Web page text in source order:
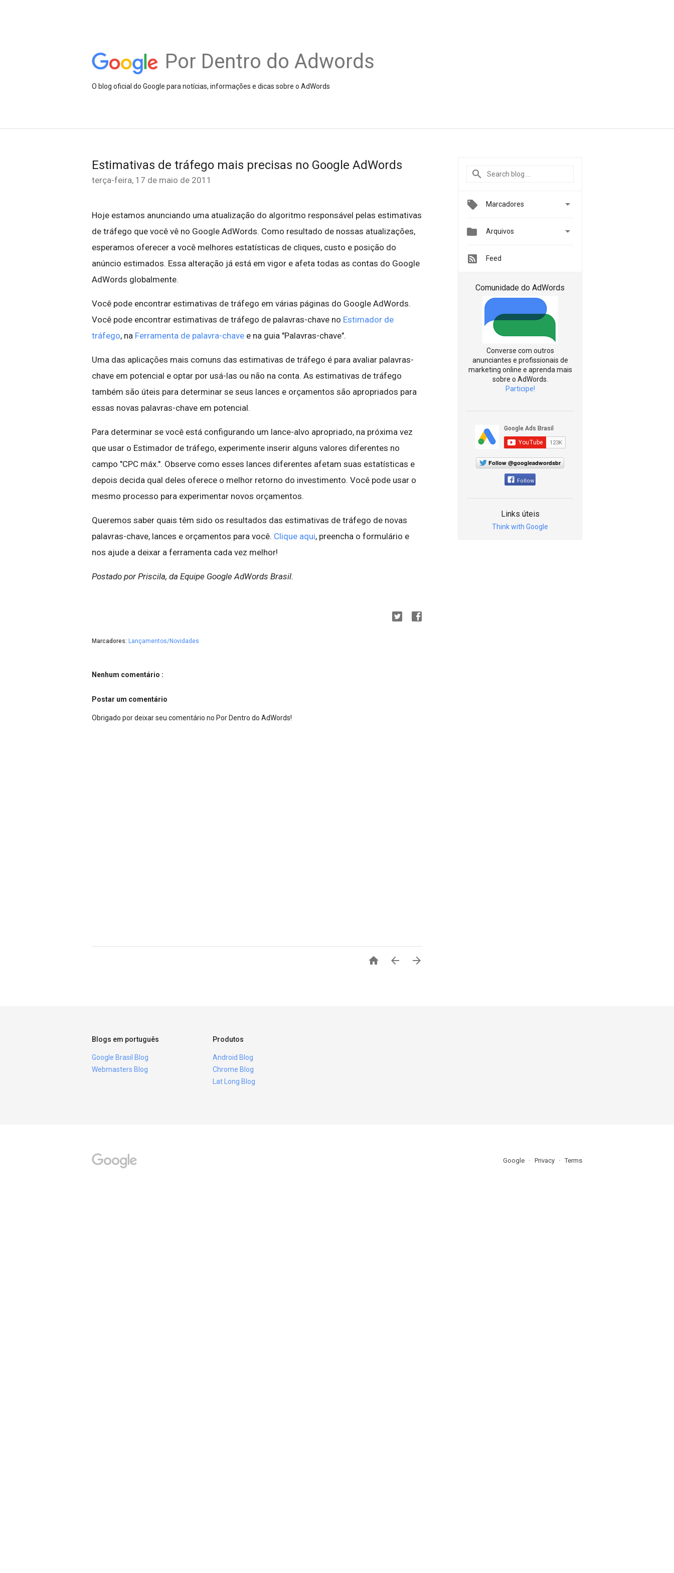
Por Dentro do Adwords
O blog oficial do Google para notícias, informações e dicas sobre o AdWords
Estimativas de tráfego mais precisas no Google AdWords
terça-feira, 17 de maio de 2011
Hoje estamos anunciando uma atualização do algoritmo responsável pelas estimativas
de tráfego que você vê no Google AdWords. Como resultado de nossas atualizações,
esperamos oferecer a você melhores estatísticas de cliques, custo e posição do
anúncio estimados. Essa alteração já está em vigor e afeta todas as contas do Google
AdWords globalmente.
Você pode encontrar estimativas de tráfego em várias páginas do Google AdWords.
Você pode encontrar estimativas de tráfego de palavras-chave no Estimador de
tráfego, na Ferramenta de palavra-chave e na guia "Palavras-chave".
Uma das aplicações mais comuns das estimativas de tráfego é para avaliar palavras-
chave em potencial e optar por usá-las ou não na conta. As estimativas de tráfego
também são úteis para determinar se seus lances e orçamentos são apropriados para
essas novas palavras-chave em potencial.
Para determinar se você está configurando um lance-alvo apropriado, na próxima vez
que usar o Estimador de tráfego, experimente inserir alguns valores diferentes no
campo "CPC máx.". Observe como esses lances diferentes afetam suas estatísticas e
depois decida qual deles oferece o melhor retorno do investimento. Você pode usar o
mesmo processo para experimentar novos orçamentos.
Queremos saber quais têm sido os resultados das estimativas de tráfego de novas
palavras-chave, lances e orçamentos para você. Clique aqui, preencha o formulário e
nos ajude a deixar a ferramenta cada vez melhor!
Postado por Priscila, da Equipe Google AdWords Brasil.
Marcadores: Lançamentos/Novidades
Nenhum comentário :
Postar um comentário
Obrigado por deixar seu comentário no Por Dentro do AdWords!
  
Marcadores 
 Arquivos 
Feed
Comunidade do AdWords
Converse com outros
anunciantes e profissionais de
marketing online e aprenda mais
sobre o AdWords.
Participe!
Follow @googleadwordsbr
Follow
Links úteis
Think with Google
Blogs em português
Google Brasil Blog
Webmasters Blog
Produtos
Android Blog
Chrome Blog
Lat Long Blog
Google Privacy Terms